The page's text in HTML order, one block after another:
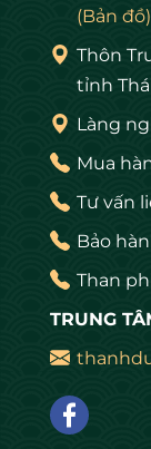
(Bản đồ)
Thôn
tỉnh
Làng
Mua
Tư vấn
Bảo
Than
TRUNG